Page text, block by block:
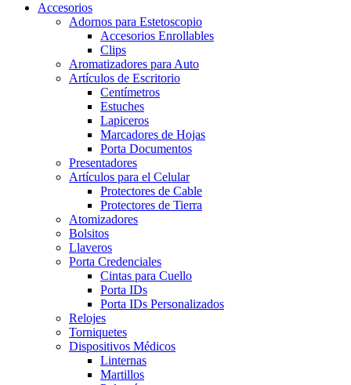
Accesorios
Adornos para Estetoscopio
Accesorios Enrollables
Clips
Aromatizadores para Auto
Artículos de Escritorio
Centímetros
Estuches
Lapiceros
Marcadores de Hojas
Porta Documentos
Presentadores
Artículos para el Celular
Protectores de Cable
Protectores de Tierra
Atomizadores
Bolsitos
Llaveros
Porta Credenciales
Cintas para Cuello
Porta IDs
Porta IDs Personalizados
Relojes
Torniquetes
Dispositivos Médicos
Linternas
Martillos